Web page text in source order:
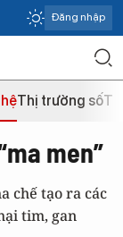
Đăng nhập
Thị trường số
men”
chế tạo ra các
tim, gan